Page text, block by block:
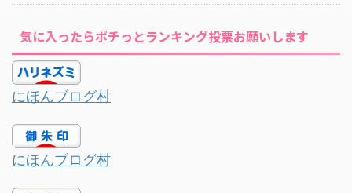
気に入ったらポチっとランキング投票お願いします
にほんブログ村
にほんブログ村